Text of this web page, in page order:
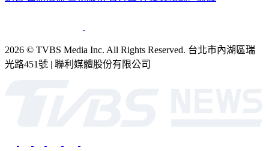
2026 © TVBS Media Inc. All Rights Reserved. 台北市內湖區瑞
光路451號 | 聯利媒體股份有限公司